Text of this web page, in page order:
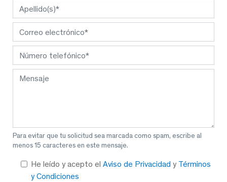
Para evitar que tu solicitud sea marcada como spam, escribe al
menos 15 caracteres en este mensaje.
He leído y acepto el Aviso de Privacidad y Términos
y Condiciones